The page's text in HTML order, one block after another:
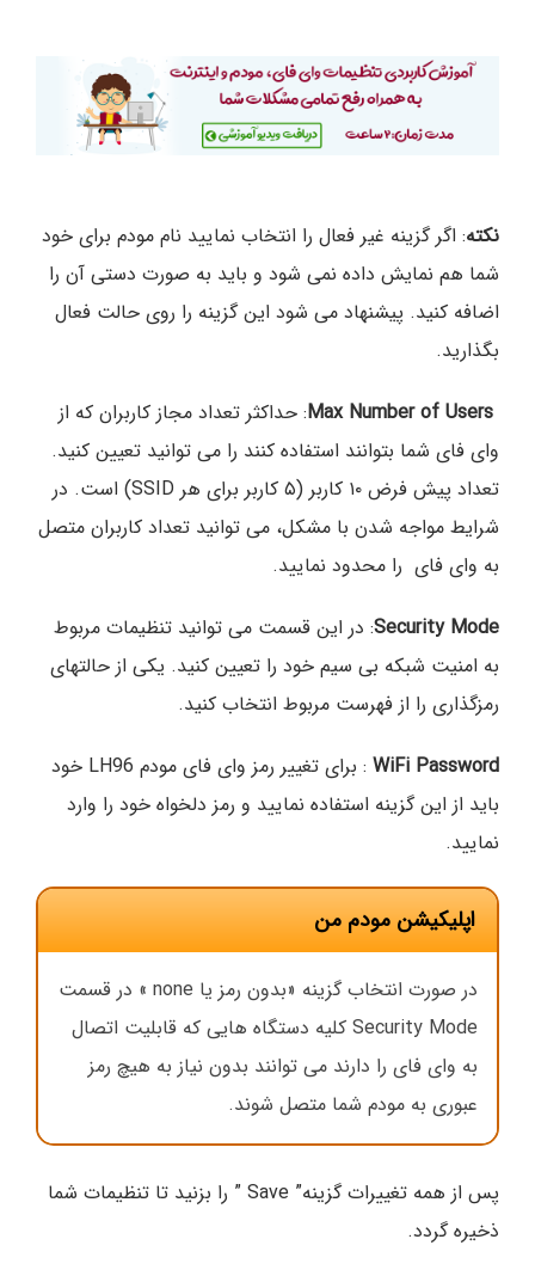
نکته: اگر گزینه غیر فعال را انتخاب نمایید نام مودم برای خود
شما هم نمایش داده نمی شود و باید به صورت دستی آن را
اضافه کنید. پیشنهاد می شود این گزینه را روی حالت فعال
بگذارید.
Max Number of Users: حداکثر تعداد مجاز کاربران که از
وای فای شما بتوانند استفاده کنند را می توانید تعیین کنید.
تعداد پیش فرض ۱۰ کاربر (۵ کاربر برای هر SSID) است. در
شرایط مواجه شدن با مشکل، می توانید تعداد کاربران متصل
به وای فای را محدود نمایید.
Security Mode: در این قسمت می توانید تنظیمات مربوط
به امنیت شبکه بی سیم خود را تعیین کنید. یکی از حالتهای
رمزگذاری را از فهرست مربوط انتخاب کنید.
WiFi Password
: برای تغییر رمز وای فای مودم LH96 خود
باید از این گزینه استفاده نمایید و رمز دلخواه خود را وارد
نمایید.
اپلیکیشن مودم من
در صورت انتخاب گزینه «بدون رمز یا none » در قسمت
Security Mode کلیه دستگاه هایی که قابلیت اتصال
به وای فای را دارند می توانند بدون نیاز به هیچ رمز
عبوری به مودم شما متصل شوند.
پس از همه تغییرات گزینه” Save ” را بزنید تا تنظیمات شما
ذخیره گردد.